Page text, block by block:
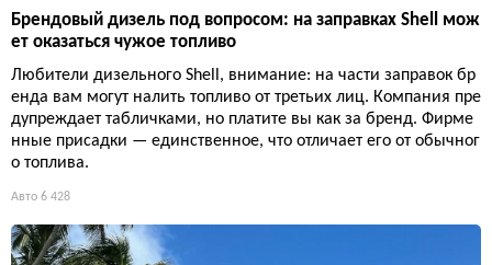
Брендовый дизель под вопросом: на заправках Shell мож
ет оказаться чужое топливо
Любители дизельного Shell, внимание: на части заправок бр
енда вам могут налить топливо от третьих лиц. Компания пре
дупреждает табличками, но платите вы как за бренд. Фирме
нные присадки — единственное, что отличает его от обычног
о топлива.
Авто 6 428